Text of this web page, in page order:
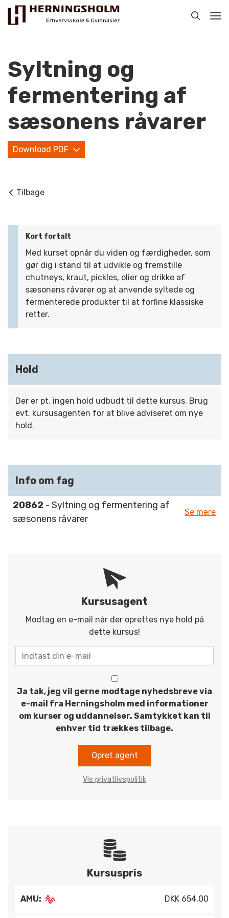
For beskæftigede
Kontakt
Syltning og
fermentering af
sæsonens råvarer
Download PDF
Tilbage
Kort fortalt
Med kurset opnår du viden og færdigheder, som
gør dig i stand til at udvikle og fremstille
chutneys, kraut, pickles, olier og drikke af
sæsonens råvarer og at anvende syltede og
fermenterede produkter til at forfine klassiske
retter.
Hold
Der er pt. ingen hold udbudt til dette kursus. Brug
evt. kursusagenten for at blive adviseret om nye
hold.
Info om fag
20862 - Syltning og fermentering af
sæsonens råvarer
Se mere
Kursusagent
Modtag en e-mail når der oprettes nye hold på
dette kursus!
Ja tak, jeg vil gerne modtage nyhedsbreve via
e-mail fra Herningsholm med informationer
om kurser og uddannelser. Samtykket kan til
enhver tid trækkes tilbage.
Opret agent
Vis privatlivspolitik
Kursuspris
AMU: DKK 654,00